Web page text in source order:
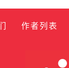
作者列表